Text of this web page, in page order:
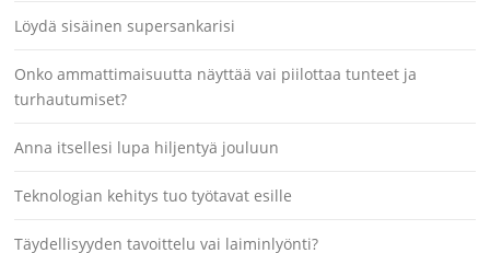
Löydä sisäinen supersankarisi
Onko ammattimaisuutta näyttää vai piilottaa tunteet ja
turhautumiset?
Anna itsellesi lupa hiljentyä jouluun
Teknologian kehitys tuo työtavat esille
Täydellisyyden tavoittelu vai laiminlyönti?